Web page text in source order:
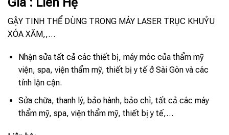
GẬY TINH THỂ DÙNG TRONG MÁY LASER TRỤC KHUỶU
XÓA XĂM,,…
Nhận sửa tất cả các thiết bị, máy móc của thẩm mỹ
viện, spa, viện thẩm mỹ, thiết bị y tế ở Sài Gòn và các
tỉnh lận cận.
Sửa chữa, thanh lý, bảo hành, bảo chì, tất cả các máy
thẩm mỹ, spa, viện thẩm mỹ, thiết bị y tế,…